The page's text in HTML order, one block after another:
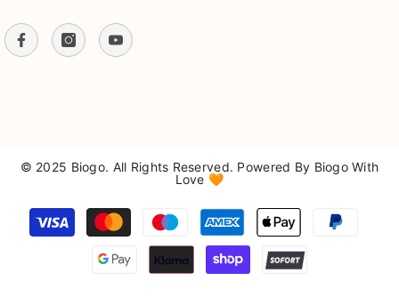
© 2025 Biogo. All Rights Reserved. Powered By Biogo With
Love 🧡
Zahlungsmethoden